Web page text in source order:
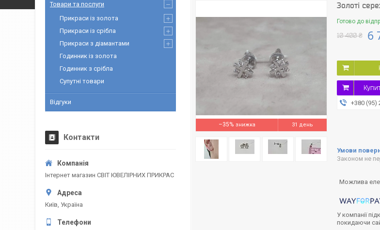
–35% 31 день
Золоті
Готово до
10 400 ₴ 6
+380 (95)
Законом не
У компанії
покидаючи
Товари та послуги
Прикраси із золота
Прикраси із срібла
Прикраси з діамантами
Годинник із золота
Годинник з срібла
Супутні товари
Відгуки
Контакти
Інтернет магазин СВІТ ЮВЕЛІРНИХ ПРИКРАС
Київ, Україна